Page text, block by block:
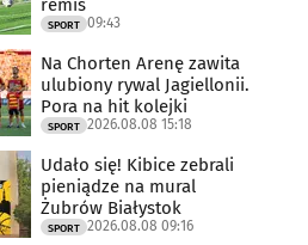
SPORT 09:43
Na Chorten Arenę zawita
ulubiony rywal Jagiellonii.
Pora na hit kolejki
SPORT 2026.08.08 15:18
Udało się! Kibice zebrali
pieniądze na mural
Żubrów Białystok
SPORT 2026.08.08 09:16